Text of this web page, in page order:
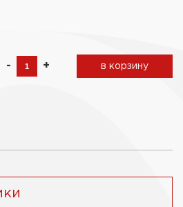
- + в корзину